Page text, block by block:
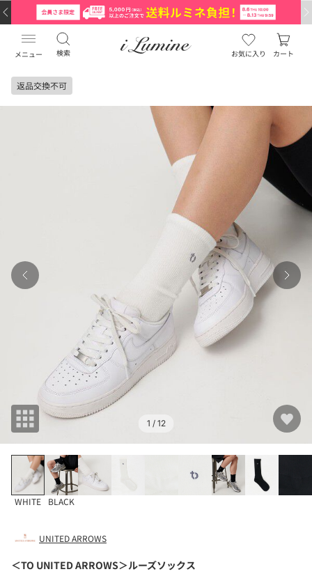
メニュー 検索 お気に入り カート
返品交換不可
1 / 12
WHITE BLACK
UNITED ARROWS
＜TO UNITED ARROWS＞ルーズソックス